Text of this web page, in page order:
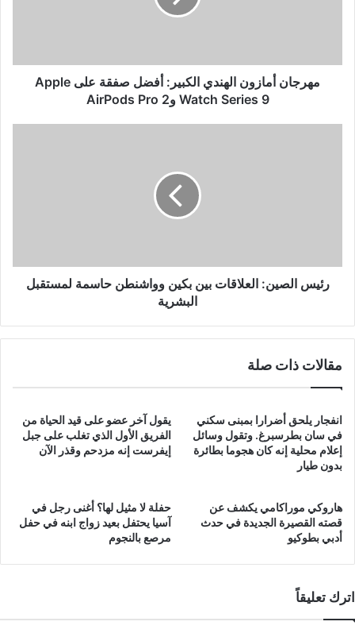
Watch
Series
مهرجان أمازون الهندي الكبير: أفضل صفقة على Apple
Watch Series 9 وAirPods Pro 2
البشرية
رئيس الصين: العلاقات بين بكين وواشنطن حاسمة لمستقبل
البشرية
مقالات ذات صلة
انفجار يلحق أضرارا بمبنى سكني
في سان بطرسبرغ. وتقول وسائل
إعلام محلية إنه كان هجوما بطائرة
بدون طيار
يقول آخر عضو على قيد الحياة من
الفريق الأول الذي تغلب على جبل
إيفرست إنه مزدحم وقذر الآن
هاروكي موراكامي يكشف عن
قصته القصيرة الجديدة في حدث
أدبي بطوكيو
حفلة لا مثيل لها؟ أغنى رجل في
آسيا يحتفل بعيد زواج ابنه في حفل
مرصع بالنجوم
اترك تعليقاً